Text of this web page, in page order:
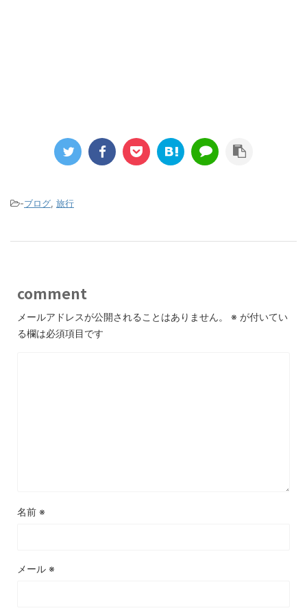
-ブログ, 旅行
comment
メールアドレスが公開されることはありません。 ※ が付いてい
る欄は必須項目です
名前 ※
メール ※